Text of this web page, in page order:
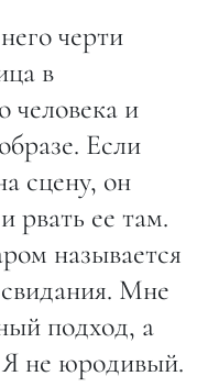
черти
в
человека и
Если
сцену, он
рвать ее там.
называется
Мне
подход, а
не юродивый.